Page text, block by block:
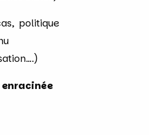
politique